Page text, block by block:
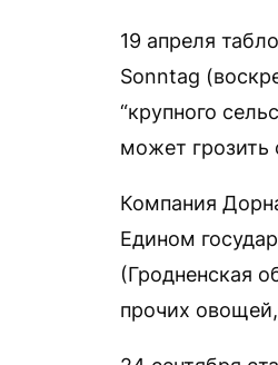
19 апреля
Sonntag
“крупного
может грозить
Компания
Едином
(Гродненская
прочих